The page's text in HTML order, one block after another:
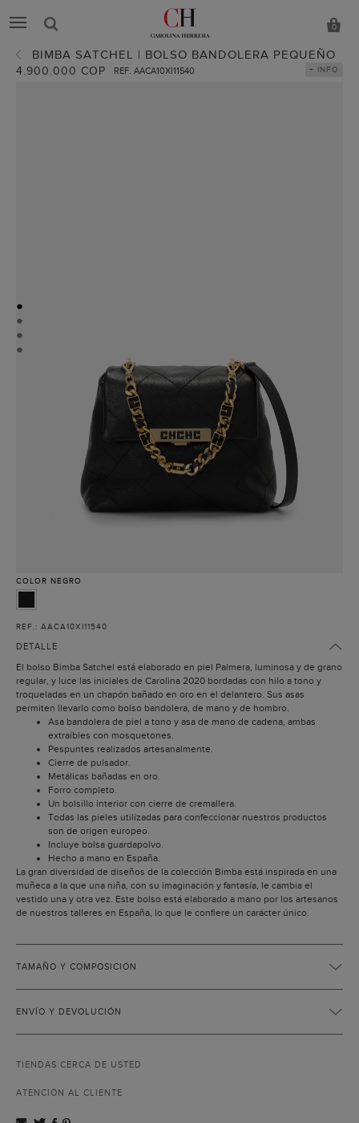
0
BIMBA SATCHEL | BOLSO BANDOLERA PEQUEÑO
4.900.000 COP REF. AACA10XI11540 + INFO
●
●
●
●
COLOR NEGRO
REF.: AACA10XI11540
DETALLE
El bolso Bimba Satchel está elaborado en piel Palmera, luminosa y de grano
regular, y luce las iniciales de Carolina 2020 bordadas con hilo a tono y
troqueladas en un chapón bañado en oro en el delantero. Sus asas
permiten llevarlo como bolso bandolera, de mano y de hombro.
Asa bandolera de piel a tono y asa de mano de cadena, ambas
extraíbles con mosquetones.
Pespuntes realizados artesanalmente.
Cierre de pulsador.
Metálicas bañadas en oro.
Forro completo.
Un bolsillo interior con cierre de cremallera.
Todas las pieles utilizadas para confeccionar nuestros productos
son de origen europeo.
Incluye bolsa guardapolvo.
Hecho a mano en España.
La gran diversidad de diseños de la colección Bimba está inspirada en una
muñeca a la que una niña, con su imaginación y fantasía, le cambia el
vestido una y otra vez. Este bolso está elaborado a mano por los artesanos
de nuestros talleres en España, lo que le confiere un carácter único.
TAMAÑO Y COMPOSICIÓN
ENVÍO Y DEVOLUCIÓN
TIENDAS CERCA DE USTED
ATENCIÓN AL CLIENTE